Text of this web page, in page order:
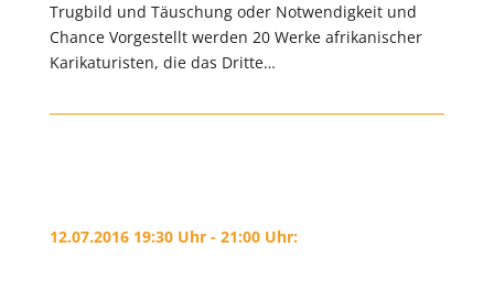
Trugbild und Täuschung oder Notwendigkeit und
Chance Vorgestellt werden 20 Werke afrikanischer
Karikaturisten, die das Dritte…
12.07.2016 19:30 Uhr - 21:00 Uhr: